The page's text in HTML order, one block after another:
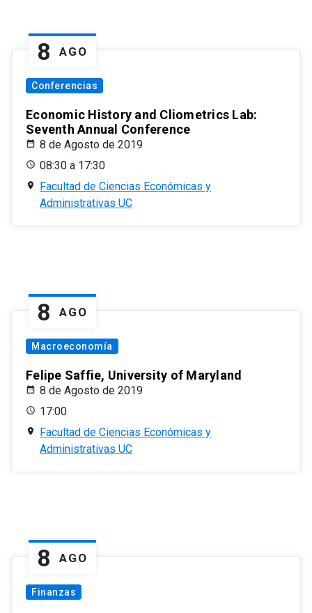
8 AGO
Conferencias
Economic History and Cliometrics Lab:
Seventh Annual Conference
8 de Agosto de 2019
08:30 a 17:30
Facultad de Ciencias Económicas y
Administrativas UC
8 AGO
Macroeconomía
Felipe Saffie, University of Maryland
8 de Agosto de 2019
17:00
Facultad de Ciencias Económicas y
Administrativas UC
8 AGO
Finanzas